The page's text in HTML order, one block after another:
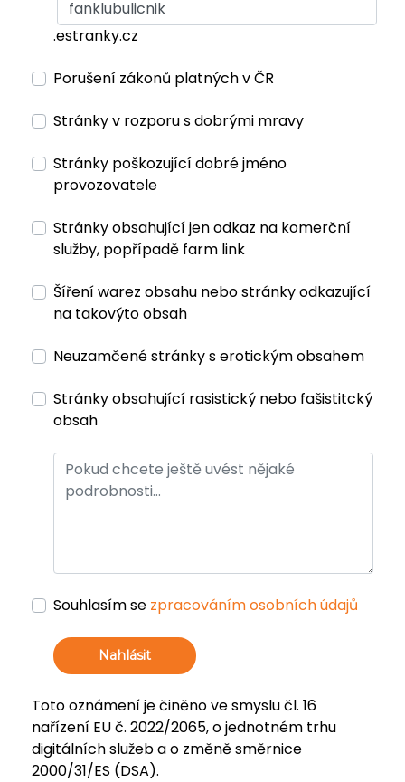
.estranky.cz
Porušení zákonů platných v ČR
Stránky v rozporu s dobrými mravy
Stránky poškozující dobré jméno
provozovatele
Stránky obsahující jen odkaz na komerční
služby, popřípadě farm link
Šíření warez obsahu nebo stránky odkazující
na takovýto obsah
Neuzamčené stránky s erotickým obsahem
Stránky obsahující rasistický nebo fašistitcký
obsah
Souhlasím se zpracováním osobních údajů
Nahlásit
Toto oznámení je činěno ve smyslu čl. 16
nařízení EU č. 2022/2065, o jednotném trhu
digitálních služeb a o změně směrnice
2000/31/ES (DSA).